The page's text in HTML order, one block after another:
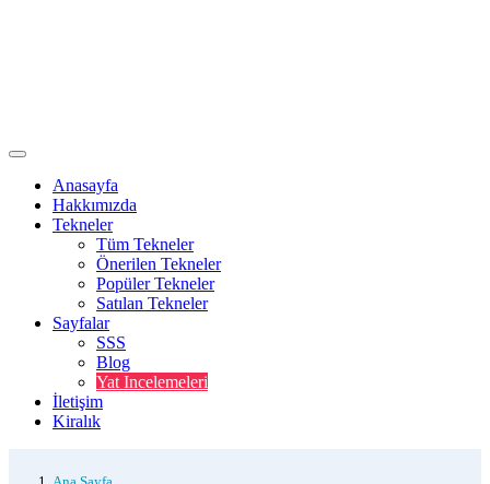
Anasayfa
Hakkımızda
Tekneler
Tüm Tekneler
Önerilen Tekneler
Popüler Tekneler
Satılan Tekneler
Sayfalar
SSS
Blog
Yat Incelemeleri
İletişim
Kiralık